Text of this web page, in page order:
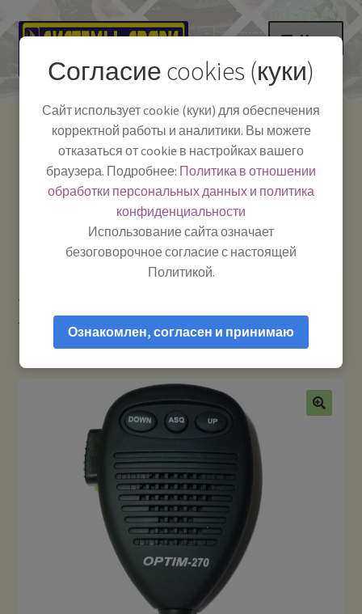
Перейти
навигации
Перейти
содержимому
Меню
Как пользоваться
Полезная информация
Мой аккаунт
Системы Связи:
г. Красноярск, ул.
Работаем:Пн-Пт:
10:00–18:00
-
Телефон:+7-
391-249-1040
Тел.|WA|Telegram:
+79029904090
гарнитуры и прочие аксессуары
Тангента для рации OPTIM-
270 выпуска до 2021 года (с красным дисплеем)
Согласие cookies (куки)
Сайт использует cookie (куки) для обеспечения
корректной работы и аналитики. Вы можете
отказаться от cookie в настройках вашего
браузера. Подробнее: Политика в отношении
обработки персональных данных и политика
конфиденциальности
Использование сайта означает
безоговорочное согласие с настоящей
Политикой.
Ознакомлен, согласен и принимаю